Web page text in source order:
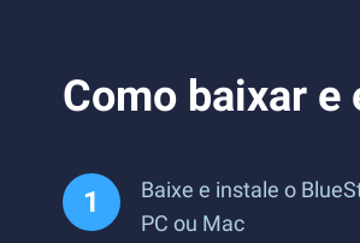
Como baixar e
Baixe e instale o
PC ou Mac